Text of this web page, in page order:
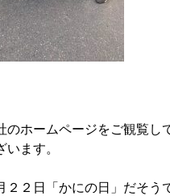
のホームページをご観覧し
います。
２２日「かにの日」だそう